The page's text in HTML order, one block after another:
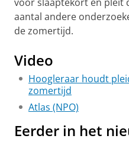
aantal andere
de zomertijd.
Video
Hoogleraar houdt
zomertijd
Atlas (NPO)
Eerder in het